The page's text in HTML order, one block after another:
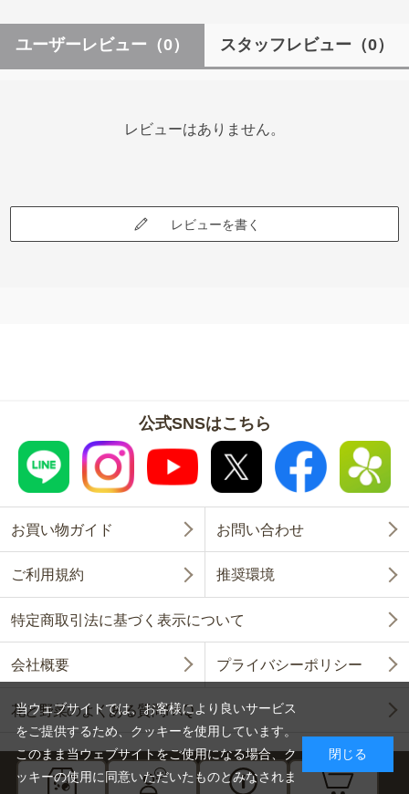
ユーザーレビュー （0） スタッフレビュー （0）
レビューはありません。
レビューを書く
公式SNSはこちら
お買い物ガイド お問い合わせ
ご利用規約 推奨環境
特定商取引法に基づく表示について
会社概要 プライバシーポリシー
花と野菜のよくある質問FAQ
当ウェブサイトでは、お客様により良いサービス
をご提供するため、クッキーを使用しています。
このまま当ウェブサイトをご使用になる場合、ク
ッキーの使用に同意いただいたものとみなされま
閉じる